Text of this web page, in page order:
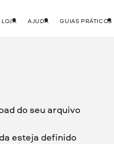
LOJA AJUDA GUIAS PRÁTICOS
do seu arquivo
esteja definido